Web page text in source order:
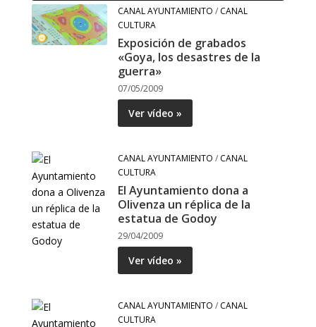
CANAL AYUNTAMIENTO / CANAL
CULTURA
Exposición de grabados
«Goya, los desastres de la
guerra»
07/05/2009
Ver vídeo »
CANAL AYUNTAMIENTO / CANAL
CULTURA
El Ayuntamiento dona a
Olivenza un réplica de la
estatua de Godoy
29/04/2009
Ver vídeo »
CANAL AYUNTAMIENTO / CANAL
CULTURA